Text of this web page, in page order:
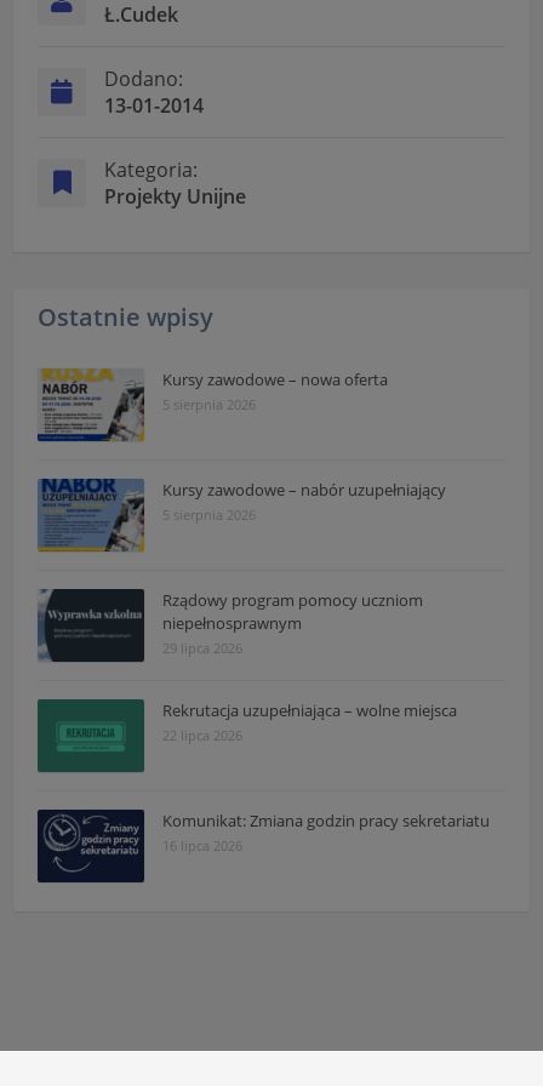
Ł.Cudek
Dodano:
13-01-2014
Kategoria:
Projekty Unijne
Ostatnie wpisy
Kursy zawodowe – nowa oferta
5 sierpnia 2026
Kursy zawodowe – nabór uzupełniający
5 sierpnia 2026
Rządowy program pomocy uczniom
niepełnosprawnym
29 lipca 2026
Rekrutacja uzupełniająca – wolne miejsca
22 lipca 2026
Komunikat: Zmiana godzin pracy sekretariatu
16 lipca 2026